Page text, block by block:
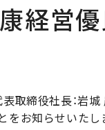
経営
取締役社長：岩
をお知らせいたし